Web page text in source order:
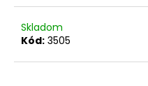
Skladom
Kód: 3505
o
ú
č